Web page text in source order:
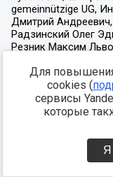
Для
cookies (
сервисы
которые
Я